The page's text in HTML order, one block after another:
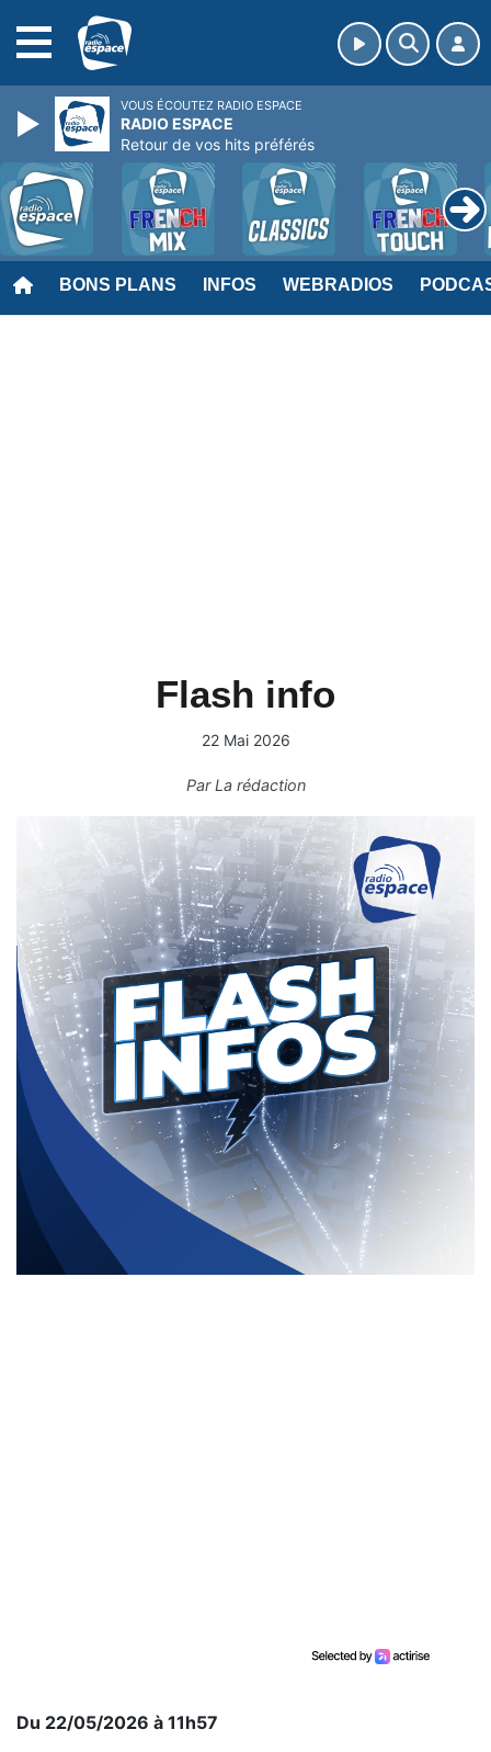
BONS PLANS INFOS WEBRADIOS
Flash info
22 Mai 2026
ParLa rédaction
Du 22/05/2026 à 11h57
VOUS ÉCOUTEZ RADIO ESPACE
RADIO ESPACE
Retour de vos hits préférés